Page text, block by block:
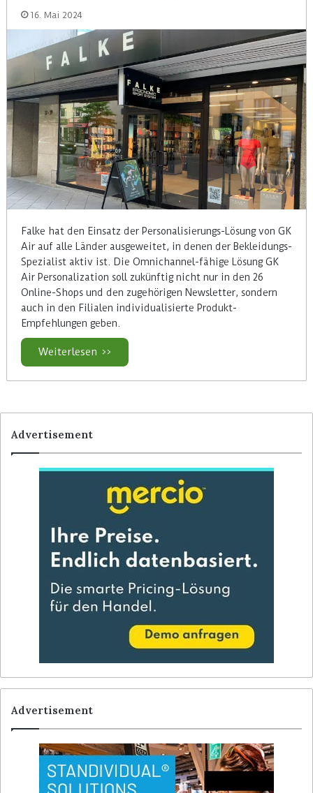
16. Mai 2024
Falke hat den Einsatz der Personalisierungs-Lösung von GK
Air auf alle Länder ausgeweitet, in denen der Bekleidungs-
Spezialist aktiv ist. Die Omnichannel-fähige Lösung GK
Air Personalization soll zukünftig nicht nur in den 26
Online-Shops und den zugehörigen Newsletter, sondern
auch in den Filialen individualisierte Produkt-
Empfehlungen geben.
Weiterlesen >>
Advertisement
Advertisement